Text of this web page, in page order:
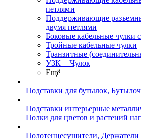
петлями
Поддерживающие
двумя петлями
Боковые кабельные чулки
Тройные кабельные чулки
Транзитные
УЗК + Чулок
Ещё
Подставки для бутылок,
Подставки интерьерные
Полки для цветов и растений
Полотенцесушители, Держатели